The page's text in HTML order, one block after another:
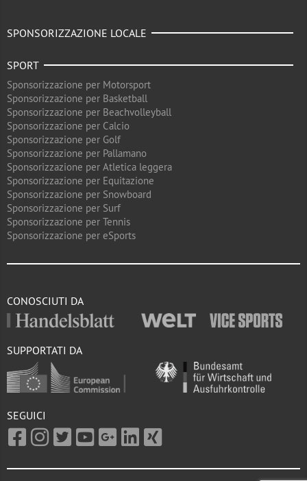
SPONSORIZZAZIONE LOCALE
SPORT
Sponsorizzazione per Motorsport
Sponsorizzazione per Basketball
Sponsorizzazione per Beachvolleyball
Sponsorizzazione per Calcio
Sponsorizzazione per Golf
Sponsorizzazione per Pallamano
Sponsorizzazione per Atletica leggera
Sponsorizzazione per Equitazione
Sponsorizzazione per Snowboard
Sponsorizzazione per Surf
Sponsorizzazione per Tennis
Sponsorizzazione per eSports
CONOSCIUTI DA
SUPPORTATI DA
SEGUICI